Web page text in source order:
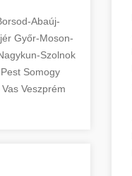
Abaúj-
Győr-Moson-
Szolnok
Pest Somogy
Vas Veszprém